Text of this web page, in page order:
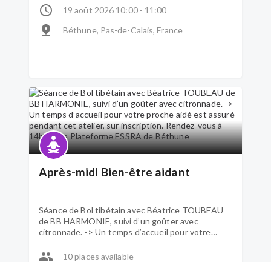
19 août 2026 10:00 - 11:00
Béthune, Pas-de-Calais, France
Après-midi Bien-être aidant
Séance de Bol tibétain avec Béatrice TOUBEAU
de BB HARMONIE, suivi d’un goûter avec
citronnade. -> Un temps d’accueil pour votre
inscription. Rendez-vous à 14h20 à la Plateforme
10 places available